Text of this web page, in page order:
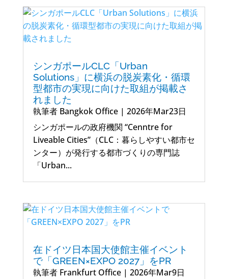
シンガポールCLC「Urban
Solutions」に横浜の脱炭素化・循環
型都市の実現に向けた取組が掲載さ
れました
執筆者 Bangkok Office| 2026年Mar23日
シンガポールの政府機関 “Cenntre for
Liveable Cities”（CLC：暮らしやすい都市セ
ンター）が発行する都市づくりの専門誌
「Urban...
在ドイツ日本国大使館主催イベント
で「GREEN×EXPO 2027」をPR
執筆者 Frankfurt Office| 2026年Mar9日